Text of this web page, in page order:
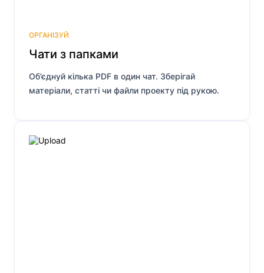
ОРГАНІЗУЙ
Чати з папками
Об’єднуй кілька PDF в один чат. Зберігай
матеріали, статті чи файли проекту під рукою.